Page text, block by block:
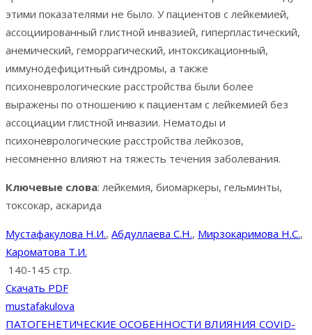
этими показателями не было. У пациентов с лейкемией,
ассоциированный глистной инвазией, гиперпластический,
анемический, геморрагический, интоксикационный,
иммунодефицитный синдромы, а также
психоневрологические расстройства были более
выражены по отношению к пациентам с лейкемией без
ассоциации глистной инвазии. Нематоды и
психоневрологические расстройства лейкозов,
несомненно влияют на тяжесть течения заболевания.
Ключевые слова: лейкемия, биомаркеры, гельминты,
токсокар, аскарида
Мустафакулова Н.И., Абдуллаева С.Н., Мирзокаримова Н.С.,
Кароматова Т.И.
140-145 стр.
Скачать PDF
mustafakulova
ПАТОГЕНЕТИЧЕСКИЕ ОСОБЕННОСТИ ВЛИЯНИЯ COVID-